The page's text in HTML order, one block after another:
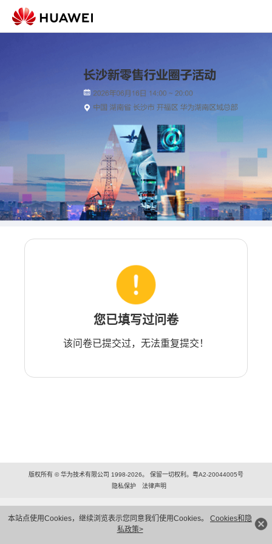
本站点使用Cookies，继续浏览表示您同意我们使用Cookies。 Cookies和隐
私政策>
您已填写过问卷
该问卷已提交过，无法重复提交！
版权所有 © 华为技术有限公司 1998-2026。 保留一切权利。粤A2-20044005号
隐私保护
法律声明